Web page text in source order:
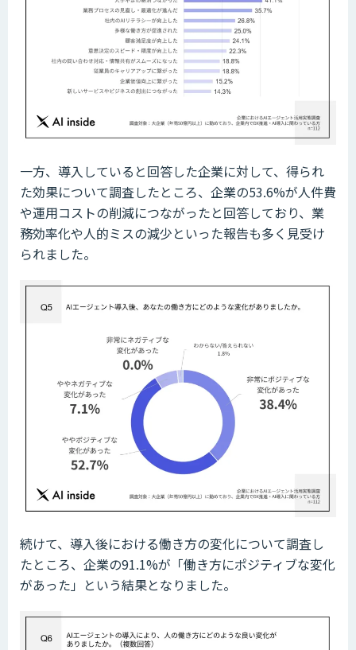
一方、導入していると回答した企業に対して、得られ
た効果について調査したところ、企業の53.6%が人件費
や運用コストの削減につながったと回答しており、業
務効率化や人的ミスの減少といった報告も多く見受け
られました。
続けて、導入後における働き方の変化について調査し
たところ、企業の91.1%が「働き方にポジティブな変化
があった」という結果となりました。